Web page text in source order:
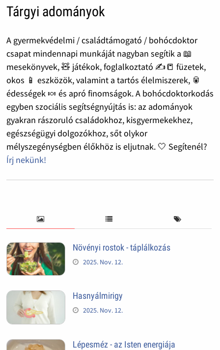
Tárgyi adományok
A gyermekvédelmi / családtámogató / bohócdoktor
csapat mindennapi munkáját nagyban segítik a 📖
mesekönyvek, 🧸 játékok, foglalkoztató ✍️📒 füzetek,
okos 📱 eszközök, valamint a tartós élelmiszerek, 🥫
édességek 🍬 és apró finomságok. A bohócdoktorkodás
egyben szociális segítségnyújtás is: az adományok
gyakran rászoruló családokhoz, kisgyermekekhez,
egészségügyi dolgozókhoz, sőt olykor
mélyszegénységben élőkhöz is eljutnak. 🤍 Segítenél?
Írj nekünk!
Növényi rostok - táplálkozás
2025. Nov. 12.
Hasnyálmirigy
2025. Nov. 12.
Lépesméz - az Isten energiája